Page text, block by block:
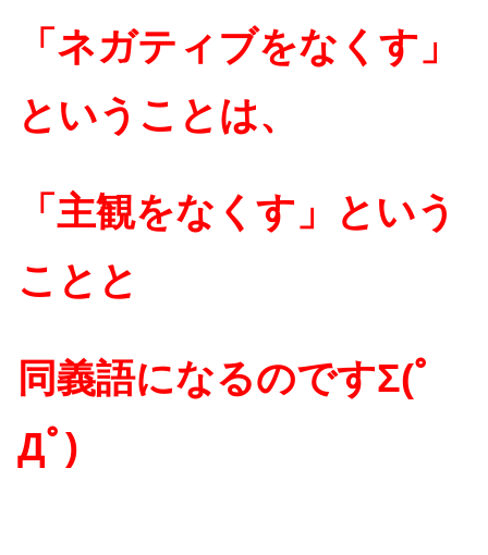
「ネガティブをなくす」
ということは、
「主観をなくす」という
ことと
同義語になるのですΣ(ﾟ
Дﾟ)